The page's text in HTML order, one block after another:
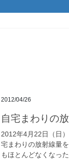
2012/04/26
自宅まわりの
2012年4月22日（日
宅まわりの放射線量
もほとんどなくなっ